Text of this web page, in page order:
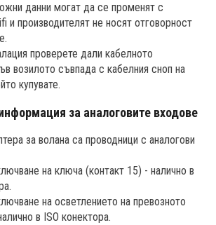
данни могат да се променят с
и производителят не носят отговорност
проверете дали кабелното
возилото съвпада с кабелния сноп на
купувате.
за аналоговите входове
за волана са проводници с аналогови
на ключа (контакт 15) - налично в
на осветлението на превозното
в ISO конектора.